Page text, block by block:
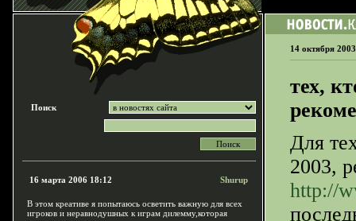
Поиск
16 марта 2006 18:12 Shurup
В этом креативе я попытаюсь осветить важную для всех
игроков и неравнодушных к играм дилемму,которая
14 октября 2003
тех,
Для
2003,
http://